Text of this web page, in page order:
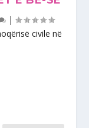
|
civile në